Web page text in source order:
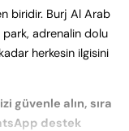
biridir. Burj Al Arab
park, adrenalin dolu
herkesin ilgisini
güvenle alın, sıra
destek